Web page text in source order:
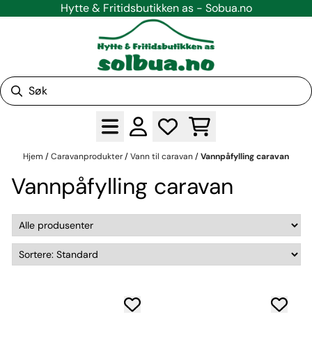
Hopp til innholdHytte & Fritidsbutikken as - Sobua.no
Hjem /Caravanprodukter/Vann til caravan/Vannpåfylling caravan
Vannpåfylling caravan